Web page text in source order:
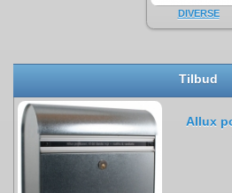
DIVERSE
Tilbud
Allux